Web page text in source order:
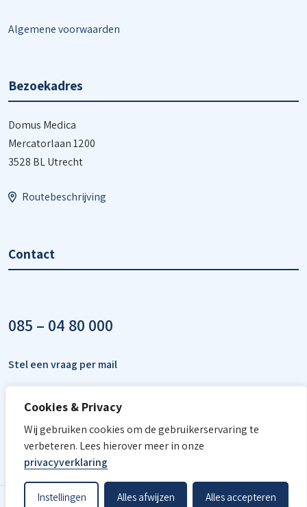
Cookies & Privacy
Wij gebruiken cookies om de gebruikerservaring te
verbeteren. Lees hierover meer in onze
privacyverklaring
Instellingen Alles afwijzen Alles accepteren
Algemene voorwaarden
Bezoekadres
Domus Medica
Mercatorlaan 1200
3528 BL Utrecht
Routebeschrijving
Contact
085 – 04 80 000
Stel een vraag per mail